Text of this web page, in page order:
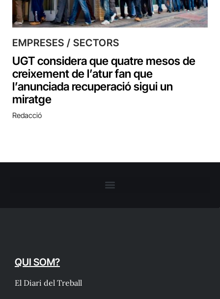
EMPRESES / SECTORS
UGT considera que quatre mesos de
creixement de l’atur fan que
l’anunciada recuperació sigui un
miratge
Redacció
QUI SOM?
El Diari del Treball